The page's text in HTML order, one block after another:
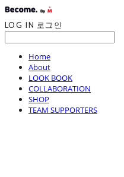
LOG IN 로그인
Home
About
LOOK BOOK
COLLABORATION
SHOP
TEAM SUPPORTERS